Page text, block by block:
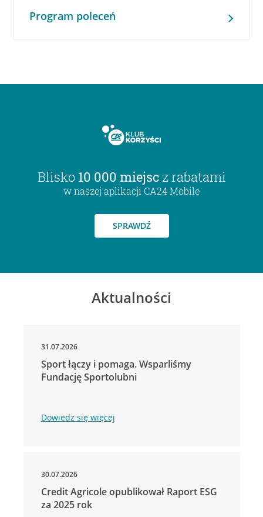
Program poleceń
Blisko 10 000 miejsc z rabatami
w naszej aplikacji CA24 Mobile
SPRAWDŹ
Aktualności
31.07.2026
Sport łączy i pomaga. Wsparliśmy
Fundację Sportolubni
Dowiedz się więcej
30.07.2026
Credit Agricole opublikował Raport ESG
za 2025 rok